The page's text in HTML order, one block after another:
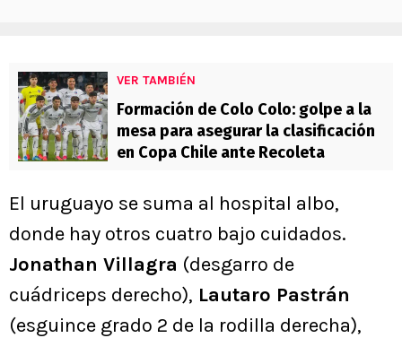
VER TAMBIÉN
Formación de Colo Colo: golpe a la
mesa para asegurar la clasificación
en Copa Chile ante Recoleta
El uruguayo se suma al hospital albo,
donde hay otros cuatro bajo cuidados.
Jonathan Villagra (desgarro de
cuádriceps derecho), Lautaro Pastrán
(esguince grado 2 de la rodilla derecha),